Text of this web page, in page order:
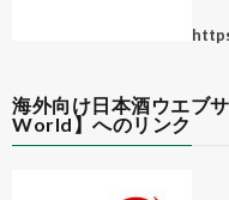
海外向け日本酒ウエブ
World】へのリンク